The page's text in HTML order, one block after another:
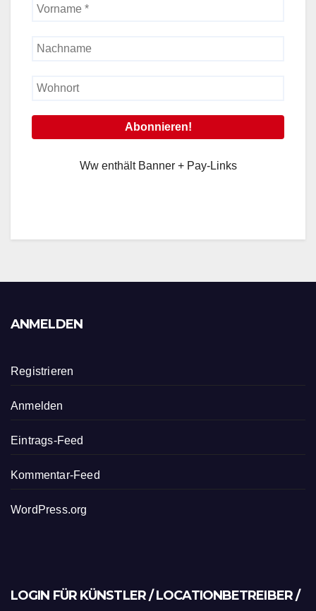
Ww enthält Banner + Pay-Links
ANMELDEN
Registrieren
Anmelden
Eintrags-Feed
Kommentar-Feed
WordPress.org
LOGIN FÜR KÜNSTLER / LOCATIONBETREIBER /